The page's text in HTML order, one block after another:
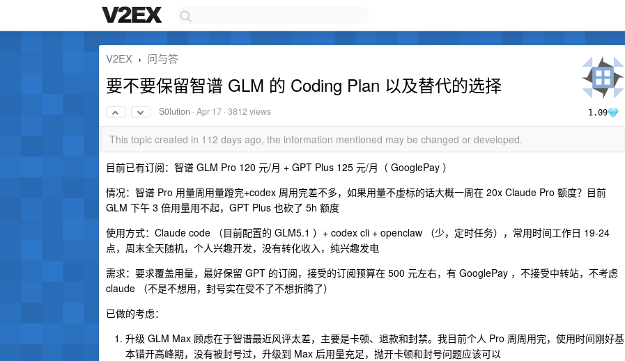
1.09
V2EX › 问与答
要不要保留智谱 GLM 的 Coding Plan 以及替代的选择
S0lution ·Apr 17 · 3812 views
This topic created in 112 days ago, the information mentioned may be changed or developed.
目前已有订阅：智谱 GLM Pro 120 元/月 + GPT Plus 125 元/月（ GooglePay ）
情况：智谱 Pro 用量周用量蹬完+codex 周用完差不多，如果用量不虚标的话大概一周在 20x Claude Pro 额度？目前
GLM 下午 3 倍用量用不起，GPT Plus 也砍了 5h 额度
使用方式：Claude code （目前配置的 GLM5.1 ）+ codex cli + openclaw （少，定时任务），常用时间工作日 19-24
点，周末全天随机，个人兴趣开发，没有转化收入，纯兴趣发电
需求：要求覆盖用量，最好保留 GPT 的订阅，接受的订阅预算在 500 元左右，有 GooglePay ，不接受中转站，不考虑
claude （不是不想用，封号实在受不了不想折腾了）
已做的考虑：
升级 GLM Max 顾虑在于智谱最近风评太差，主要是卡顿、退款和封禁。我目前个人 Pro 周周用完，使用时间刚好基
本错开高峰期，没有被封号过，升级到 Max 后用量充足，抛开卡顿和封号问题应该可以